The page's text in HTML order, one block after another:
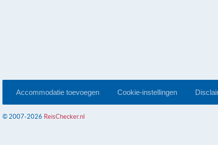
Accommodatie toevoegen Cookie-instellingen
© 2007-2026 ReisChecker.nl